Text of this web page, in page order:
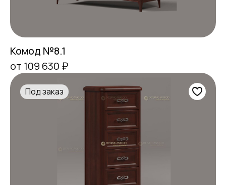
Комод №8.1
от 109 630 ₽
Под заказ